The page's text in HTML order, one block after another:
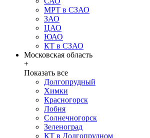
МРТ в СЗАО
ЗАО
ЦАО
ЮАО
КТ в СЗАО
Московская область
+
Показать все
Долгопрудный
Химки
Красногорск
Лобня
Солнечногорск
Зеленоград
КТ в Долгопрудном